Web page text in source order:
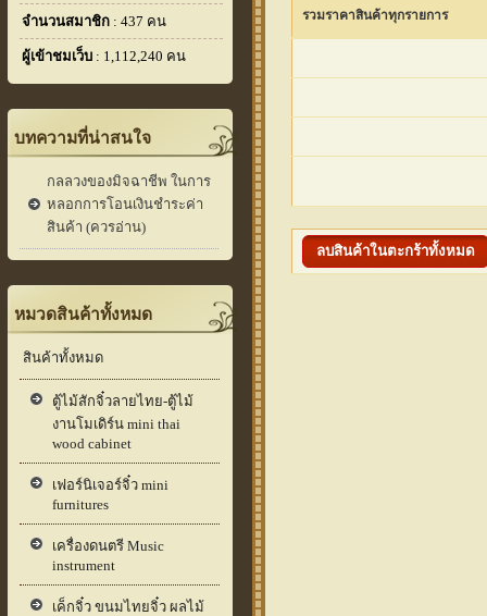
จำนวนสมาชิก : 437 คน
ผู้เข้าชมเว็บ : 1,112,240 คน
บทความที่น่าสนใจ
กลลวงของมิจฉาชีพ ในการ
หลอกการโอนเงินชำระค่า
สินค้า (ควรอ่าน)
หมวดสินค้าทั้งหมด
สินค้าทั้งหมด
ตู้ไม้สักจิ๋วลายไทย-ตู้ไม้
งานโมเดิร์น mini thai
wood cabinet
เฟอร์นิเจอร์จิ๋ว mini
furnitures
เครื่องดนตรี Music
instrument
เค็กจิ๋ว ขนมไทยจิ๋ว ผลไม้
รวมราคาสินค้าทุกรายการ